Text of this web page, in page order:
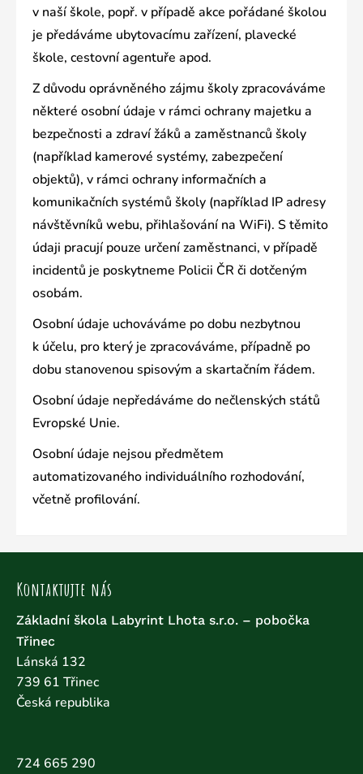
v naší škole, popř. v případě akce pořádané školou
je předáváme ubytovacímu zařízení, plavecké
škole, cestovní agentuře apod.
Z důvodu oprávněného zájmu školy zpracováváme
některé osobní údaje v rámci ochrany majetku a
bezpečnosti a zdraví žáků a zaměstnanců školy
(například kamerové systémy, zabezpečení
objektů), v rámci ochrany informačních a
komunikačních systémů školy (například IP adresy
návštěvníků webu, přihlašování na WiFi). S těmito
údaji pracují pouze určení zaměstnanci, v případě
incidentů je poskytneme Policii ČR či dotčeným
osobám.
Osobní údaje uchováváme po dobu nezbytnou
k účelu, pro který je zpracováváme, případně po
dobu stanovenou spisovým a skartačním řádem.
Osobní údaje nepředáváme do nečlenských států
Evropské Unie.
Osobní údaje nejsou předmětem
automatizovaného individuálního rozhodování,
včetně profilování.
Kontaktujte nás
Základní škola Labyrint Lhota s.r.o. – pobočka
Třinec
Lánská 132
739 61 Třinec
Česká republika
724 665 290